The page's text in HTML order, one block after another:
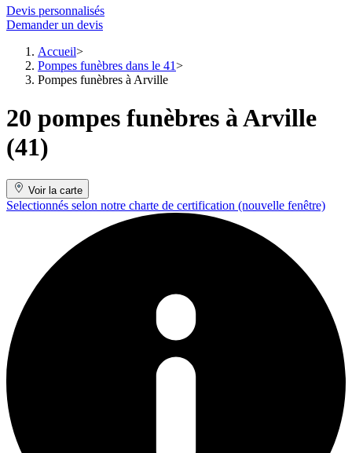
Devis personnalisés
Demander un devis
Accueil
Pompes funèbres dans le 41
Pompes funèbres à Arville
20 pompes funèbres à Arville
(41)
Voir la carte
Selectionnés selon notre charte de certification (nouvelle fenêtre)